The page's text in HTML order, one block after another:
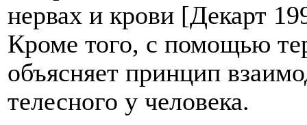
нервах и крови [Декарт
Кроме того, с помощью
объясняет принцип
телесного у человека.